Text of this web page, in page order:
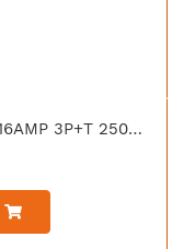
[9321] MENNEKES TOMA VISIBLE 16AMP 3P+T 250V AZUL 9H IP67 LIBRE DE HALOGENO